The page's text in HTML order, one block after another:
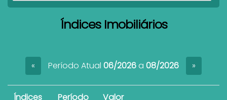
Índices Imobiliários
« Período Atual 06/2026a 08/2026 »
Índices Período Valor